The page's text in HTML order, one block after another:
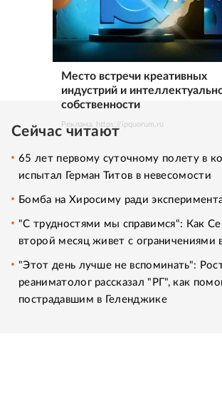
Место встречи креативных
индустрий и
собственности
Реклама. https://ipquorum.ru
Сейчас читают
65 лет первому суточному полету в
испытал Герман Титов в невесомости
Бомба на Хиросиму ради
"С трудностями мы справимся": Как
второй месяц живет с ограничениями
"Этот день лучше не вспоминать":
реаниматолог рассказал "РГ", как
пострадавшим в Геленджике